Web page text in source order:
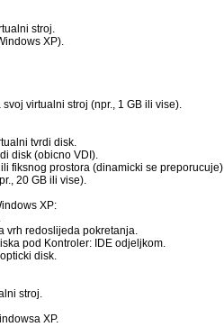
stroj.
XP).
virtualni stroj (npr., 1 GB ili vise).
tvrdi disk.
disk (obicno VDI).
fiksnog prostora (dinamicki se preporucuje).
20 GB ili vise).
XP:
vrh redoslijeda pokretanja.
pod Kontroler: IDE odjeljkom.
disk.
stroj.
XP.